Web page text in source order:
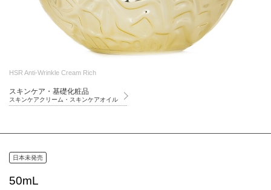
HSR Anti-Wrinkle Cream Rich
スキンケア・基礎化粧品
スキンケアクリーム・スキンケアオイル
日本未発売
50mL